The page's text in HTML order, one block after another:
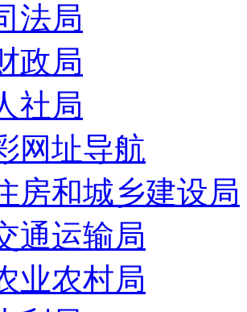
法局
政局
社局
网址导航
房和城乡建设局
通运输局
业农村局